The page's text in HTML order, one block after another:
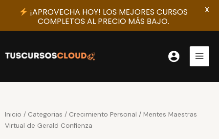
contenido
Inicio / Categorias / Crecimiento Personal / Mentes Maestras
Virtual de Gerald Confienza
¡APROVECHA HOY! LOS MEJORES CURSOS
COMPLETOS AL PRECIO MÁS BAJO.
X